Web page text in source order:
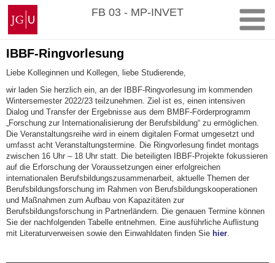
Zum
Inhalt
springen
Johannes
Gutenberg-
Universität
Mainz
FB 03 - MP-INVET
IBBF-Ringvorlesung
Liebe Kolleginnen und Kollegen, liebe Studierende,
wir laden Sie herzlich ein, an der IBBF-Ringvorlesung im kommenden
Wintersemester 2022/23 teilzunehmen. Ziel ist es, einen intensiven
Dialog und Transfer der Ergebnisse aus dem BMBF-Förderprogramm
„Forschung zur Internationalisierung der Berufsbildung“ zu ermöglichen.
Die Veranstaltungsreihe wird in einem digitalen Format umgesetzt und
umfasst acht Veranstaltungstermine. Die Ringvorlesung findet montags
zwischen 16 Uhr – 18 Uhr statt. Die beteiligten IBBF-Projekte fokussieren
auf die Erforschung der Voraussetzungen einer erfolgreichen
internationalen Berufsbildungszusammenarbeit, aktuelle Themen der
Berufsbildungsforschung im Rahmen von Berufsbildungskooperationen
und Maßnahmen zum Aufbau von Kapazitäten zur
Berufsbildungsforschung in Partnerländern. Die genauen Termine können
Sie der nachfolgenden Tabelle entnehmen. Eine ausführliche Auflistung
mit Literaturverweisen sowie den Einwahldaten finden Sie hier